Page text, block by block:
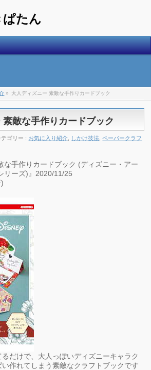
たん
» 大人ディズニー 素敵な手作りカードブック
敵な手作りカードブック
ゴリー : お気に入り紹介 しかけ技法 ,ペーパークラフ
な手作りカードブック (ディズニー・アー
リーズ)』2020/11/25
だけで、大人っぽいディズニーキャラク
作れてしまう素敵なクラフトブックです